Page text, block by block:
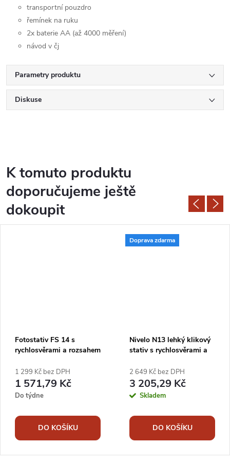
transportní pouzdro
řemínek na ruku
2x baterie AA (až 4000 měření)
návod v čj
Parametry produktu
Diskuse
K tomuto produktu
doporučujeme ještě
dokoupit
Fotostativ FS 14 s
rychlosvěrami a rozsahem
1 299 Kč bez DPH
1 571,79 Kč
Do týdne
DO KOŠÍKU
Doprava zdarma
Nivelo N13 lehký klikový
stativ s rychlosvěrami a
2 649 Kč bez DPH
3 205,29 Kč
Skladem
DO KOŠÍKU